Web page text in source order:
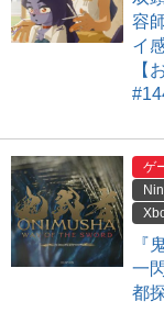
容
イ
【
ゲ
『
一
都